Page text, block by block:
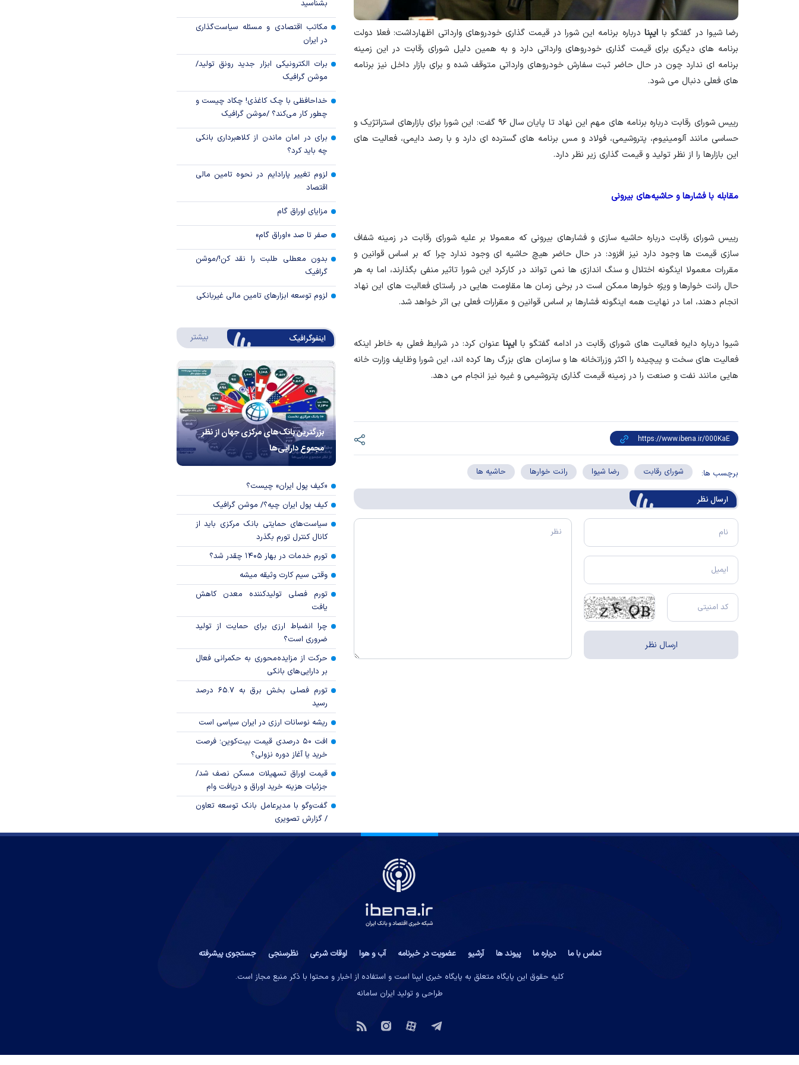
رضا شیوا در گفتگو باایبِنا درباره برنامه این شورا در قیمت گذاری خودروهای وارداتی اظهارداشت: فعلا دولت
برنامه های دیگری برای قیمت گذاری خودروهای وارداتی دارد و به همین دلیل شورای رقابت در این زمینه
برنامه ای ندارد چون در حال حاضر ثبت سفارش خودروهای وارداتی متوقف شده و برای بازار داخل نیز برنامه
های فعلی دنبال می شود.
رییس شورای رقابت درباره برنامه های مهم این نهاد تا پایان سال ۹۶ گفت: این شورا برای بازارهای استراتژیک و
حساسی مانند آلومینیوم، پتروشیمی، فولاد و مس برنامه های گسترده ای دارد و با رصد دایمی، فعالیت های
این بازارها را از نظر تولید و قیمت گذاری زیر نظر دارد.
مقابله با فشارها و حاشیه‌های بیرونی
رییس شورای رقابت درباره حاشیه سازی و فشارهای بیرونی که معمولا بر علیه شورای رقابت در زمینه شفاف
سازی قیمت ها وجود دارد نیز افزود:‌ در حال حاضر هیچ حاشیه ای وجود ندارد چرا که بر اساس قوانین و
مقررات معمولا اینگونه اختلال و سنگ اندازی ها نمی تواند در کارکرد این شورا تاثیر منفی بگذارند، اما به هر
حال رانت خوارها و ویژه خوارها ممکن است در برخی زمان ها مقاومت هایی در راستای فعالیت های این نهاد
انجام دهند، اما در نهایت همه اینگونه فشارها بر اساس قوانین و مقرارات فعلی بی اثر خواهد شد.
شیوا درباره دایره فعالیت های شورای رقابت در ادامه گفتگو باایبِنا عنوان کرد: در شرایط فعلی به خاطر اینکه
فعالیت های سخت و پیچیده را اکثر وزراتخانه ها و سازمان های بزرگ رها کرده اند، این شورا وظایف وزارت خانه
هایی مانند نفت و صنعت را در زمینه قیمت گذاری پتروشیمی و غیره نیز انجام می دهد.
برچسب ها: شورای رقابت رضا شیوا رانت خوارها حاشیه ها
ارسال‌ نظر
بدون اصلاحات ساختاری، مهار تورم
ممکن نیست
بشناسید
مکاتب اقتصادی و مسئله سیاست‌گذاری
در ایران
برات الکترونیکی ابزار جدید رونق تولید/
موشن گرافیک
خداحافظی با چک کاغذی! چکاد چیست و
چطور کار می‌کند؟ /موشن گرافیک
برای در امان ماندن از کلاهبرداری بانکی
چه باید کرد؟
لزوم تغییر پارادایم در نحوه تامین مالی
اقتصاد
مزایای اوراق گام
صفر تا صد «اوراق گام»
بدون معطلی طلبت را نقد کن!/موشن
گرافیک
لزوم توسعه ابزارهای تامین مالی غیربانکی
اینفوگرافیک بیشتر درباره اینفوگرافیک
بزرگترین بانک‌های مرکزی جهان از نظر
مجموع دارایی‌ها
«کیف پول ایران» چیست؟
کیف پول ایران چیه؟/ موشن گرافیک
سیاست‌های حمایتی بانک مرکزی باید از
کانال کنترل تورم بگذرد
تورم خدمات در بهار ۱۴۰۵ چقدر شد؟
وقتی سیم کارت وثیقه میشه
تورم فصلی تولیدکننده معدن کاهش
یافت
چرا انضباط ارزی برای حمایت از تولید
ضروری است؟
حرکت از مزایده‌محوری به حکمرانی فعال
بر دارایی‌های بانکی
تورم فصلی بخش برق به ۶۵.۷ درصد
رسید
ریشه نوسانات ارزی در ایران سیاسی است
افت ۵۰ درصدی قیمت بیت‌کوین؛ فرصت
خرید یا آغاز دوره نزولی؟
قیمت اوراق تسهیلات مسکن نصف شد/
جزئیات هزینه خرید اوراق و دریافت وام
گفت‌وگو با مدیرعامل بانک توسعه تعاون
/ گزارش تصویری
تماس با ما درباره ما پیوند ها آرشیو عضویت در خبرنامه آب و هوا اوقات شرعی نظرسنجی
جستجوی پیشرفته
کلیه حقوق این پایگاه متعلق به پایگاه خبری ایبِنا است و استفاده از اخبار و محتوا با ذکر منبع مجاز است.
طراحی و تولید ایران سامانه